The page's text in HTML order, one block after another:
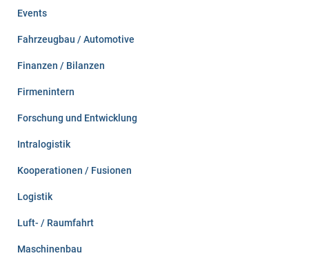
Events
Fahrzeugbau / Automotive
Finanzen / Bilanzen
Firmenintern
Forschung und Entwicklung
Intralogistik
Kooperationen / Fusionen
Logistik
Luft- / Raumfahrt
Maschinenbau